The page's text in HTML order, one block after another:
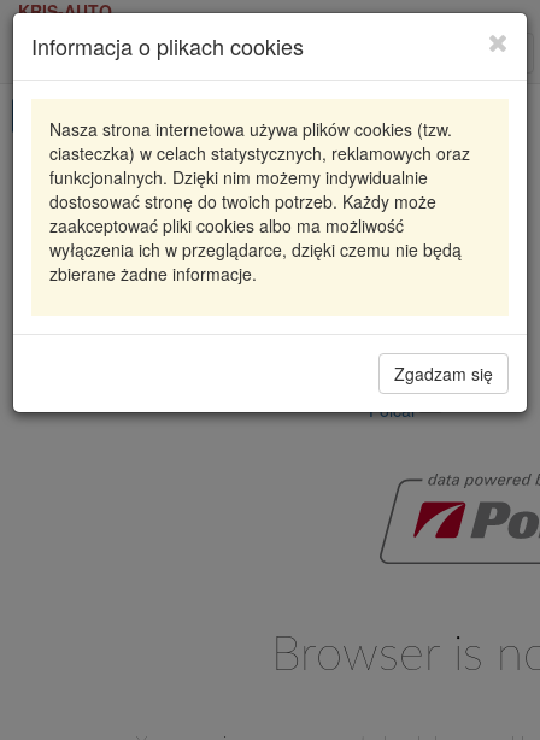
KRIS-AUTO
Informacja o plikach cookies
Nasza strona internetowa używa plików cookies (tzw.
ciasteczka) w celach statystycznych, reklamowych oraz
funkcjonalnych. Dzięki nim możemy indywidualnie
dostosować stronę do twoich potrzeb. Każdy może
zaakceptować pliki cookies albo ma możliwość
wyłączenia ich w przeglądarce, dzięki czemu nie będą
zbierane żadne informacje.
Zgadzam się
Karta produktu
EA2375133 POLCAR
ZACISK HAMULCOWY HYUNDAI IBIZA II (6K1),
03.9
Dostępność
Radzyń 0
Filia Lublin 0
Polcar